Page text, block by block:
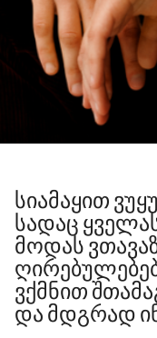
სიამაყით
სადაც
მოდას
ვქმნით
და მდგრად
0
1